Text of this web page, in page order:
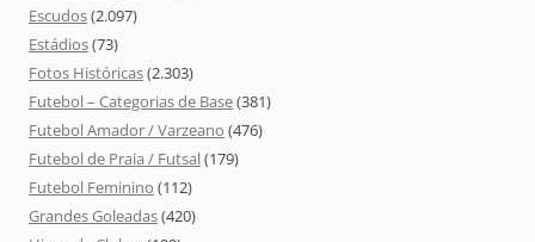
Escudos(2.097)
Estádios(73)
Fotos Históricas(2.303)
Futebol – Categorias de Base(381)
Futebol Amador / Varzeano (476)
Futebol de Praia / Futsal(179)
Futebol Feminino (112)
Grandes Goleadas(420)